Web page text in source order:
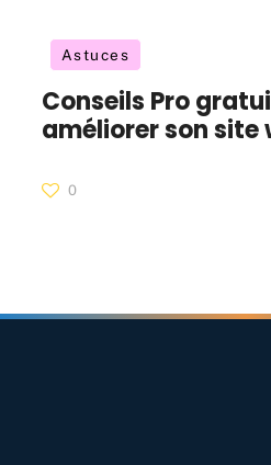
Astuces
Conseils Pro
améliorer son site
0